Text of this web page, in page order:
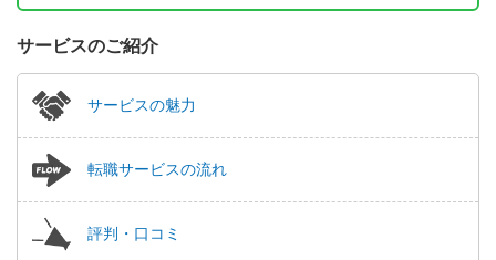
サービスのご紹介
サービスの魅力
転職サービスの流れ
評判・口コミ